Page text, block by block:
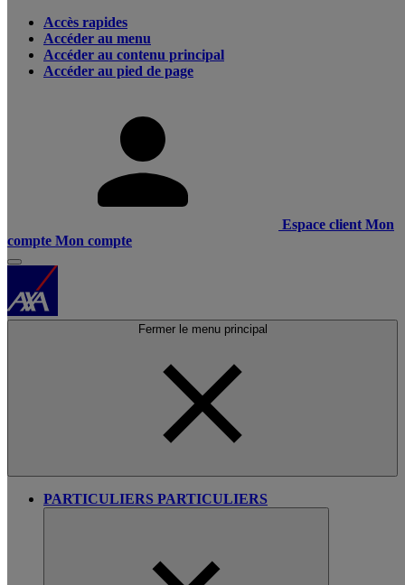
Accès rapides
Accéder au menu
Accéder au contenu principal
Accéder au pied de page
Espace client Mon
compte Mon compte
Fermer le menu principal
PARTICULIERS PARTICULIERS